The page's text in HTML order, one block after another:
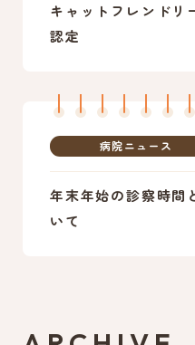
キャットフレンド
認定
病院ニュース
年末年始の診察時間
いて